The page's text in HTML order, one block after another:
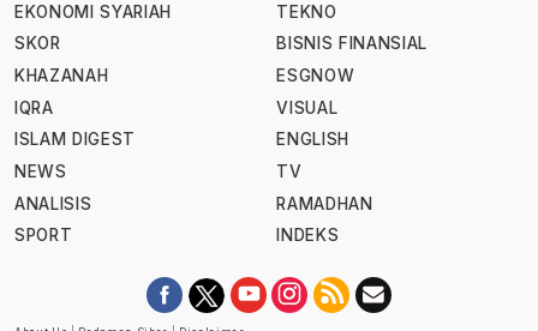
EKONOMI SYARIAH
SKOR
KHAZANAH
IQRA
ISLAM DIGEST
NEWS
ANALISIS
SPORT
TEKNO
BISNIS FINANSIAL
ESGNOW
VISUAL
ENGLISH
TV
RAMADHAN
INDEKS